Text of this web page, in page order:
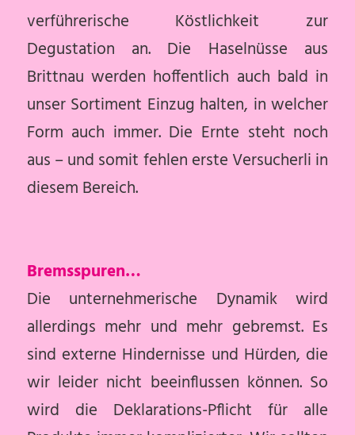
verführerische Köstlichkeit zur
Degustation an. Die Haselnüsse aus
Brittnau werden hoffentlich auch bald in
unser Sortiment Einzug halten, in welcher
Form auch immer. Die Ernte steht noch
aus – und somit fehlen erste Versucherli in
diesem Bereich.
Bremsspuren…
Die unternehmerische Dynamik wird
allerdings mehr und mehr gebremst. Es
sind externe Hindernisse und Hürden, die
wir leider nicht beeinflussen können. So
wird die Deklarations-Pflicht für alle